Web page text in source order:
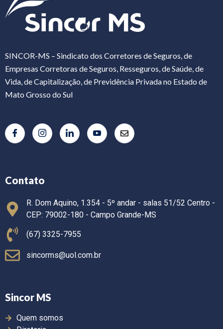
SINCOR-MS – Sindicato dos Corretores de Seguros, de
Empresas Corretoras de Seguros, Resseguros, de Saúde, de
Vida, de Capitalização, de Previdência Privada no Estado de
Mato Grosso do Sul
Contato
R. Dom Aquino, 1.354 - 5º andar - salas 51/52 Centro -
CEP: 79002-180 - Campo Grande-MS
(67) 3325-7955
sincorms@uol.com.br
Sincor MS
Quem somos